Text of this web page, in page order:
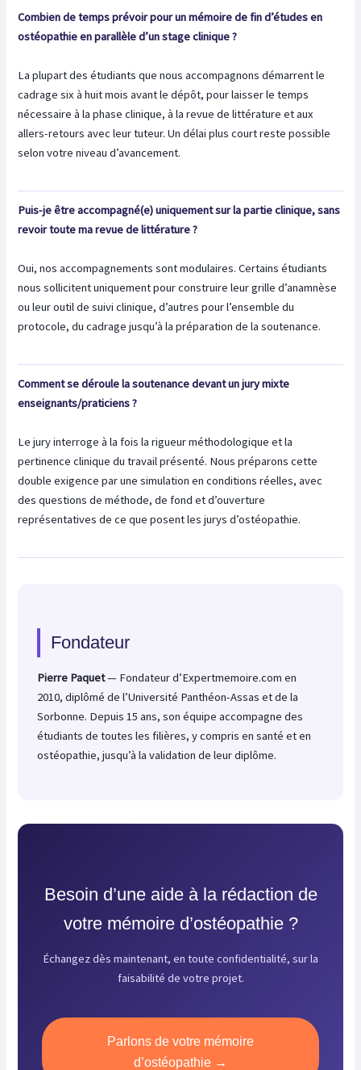
Combien de temps prévoir pour un mémoire de fin d’études en
ostéopathie en parallèle d’un stage clinique ?
La plupart des étudiants que nous accompagnons démarrent le
cadrage six à huit mois avant le dépôt, pour laisser le temps
nécessaire à la phase clinique, à la revue de littérature et aux
allers-retours avec leur tuteur. Un délai plus court reste possible
selon votre niveau d’avancement.
Puis-je être accompagné(e) uniquement sur la partie clinique, sans
revoir toute ma revue de littérature ?
Oui, nos accompagnements sont modulaires. Certains étudiants
nous sollicitent uniquement pour construire leur grille d’anamnèse
ou leur outil de suivi clinique, d’autres pour l’ensemble du
protocole, du cadrage jusqu’à la préparation de la soutenance.
Comment se déroule la soutenance devant un jury mixte
enseignants/praticiens ?
Le jury interroge à la fois la rigueur méthodologique et la
pertinence clinique du travail présenté. Nous préparons cette
double exigence par une simulation en conditions réelles, avec
des questions de méthode, de fond et d’ouverture
représentatives de ce que posent les jurys d’ostéopathie.
Fondateur
Pierre Paquet— Fondateur d’Expertmemoire.com en
2010, diplômé de l’Université Panthéon-Assas et de la
Sorbonne. Depuis 15 ans, son équipe accompagne des
étudiants de toutes les filières, y compris en santé et en
ostéopathie, jusqu’à la validation de leur diplôme.
Besoin d’une aide à la rédaction de
votre mémoire d’ostéopathie ?
Échangez dès maintenant, en toute confidentialité, sur la
faisabilité de votre projet.
Parlons de votre mémoire
d’ostéopathie →